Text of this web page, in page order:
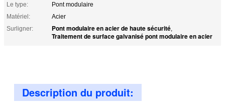
Le type:
Pont modulaire
Matériel:
Acier
Surligner:
Pont modulaire en acier de haute sécurité,
Traitement de surface galvanisé pont modulaire en acier
Description du produit: